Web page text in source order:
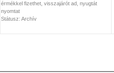
érmékkel fizethet, visszajárót ad, nyugtát
nyomtat
Státusz: Archív